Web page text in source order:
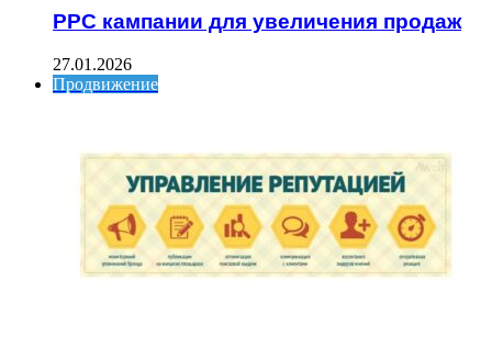
PPC кампании для увеличения продаж
27.01.2026
Продвижение